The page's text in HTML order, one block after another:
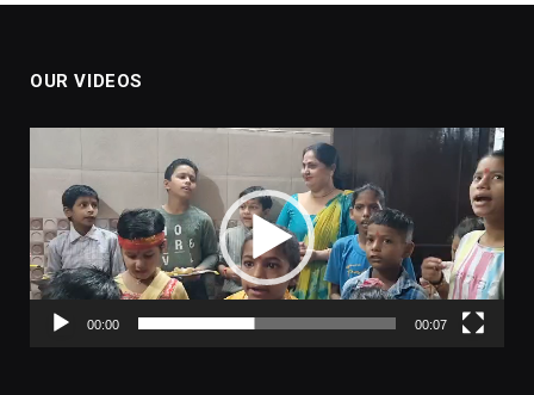
OUR VIDEOS
00:00 00:07